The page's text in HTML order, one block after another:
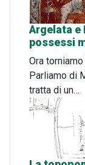
Argelata e
possessi
Ora
Parliamo di
tratta di un…